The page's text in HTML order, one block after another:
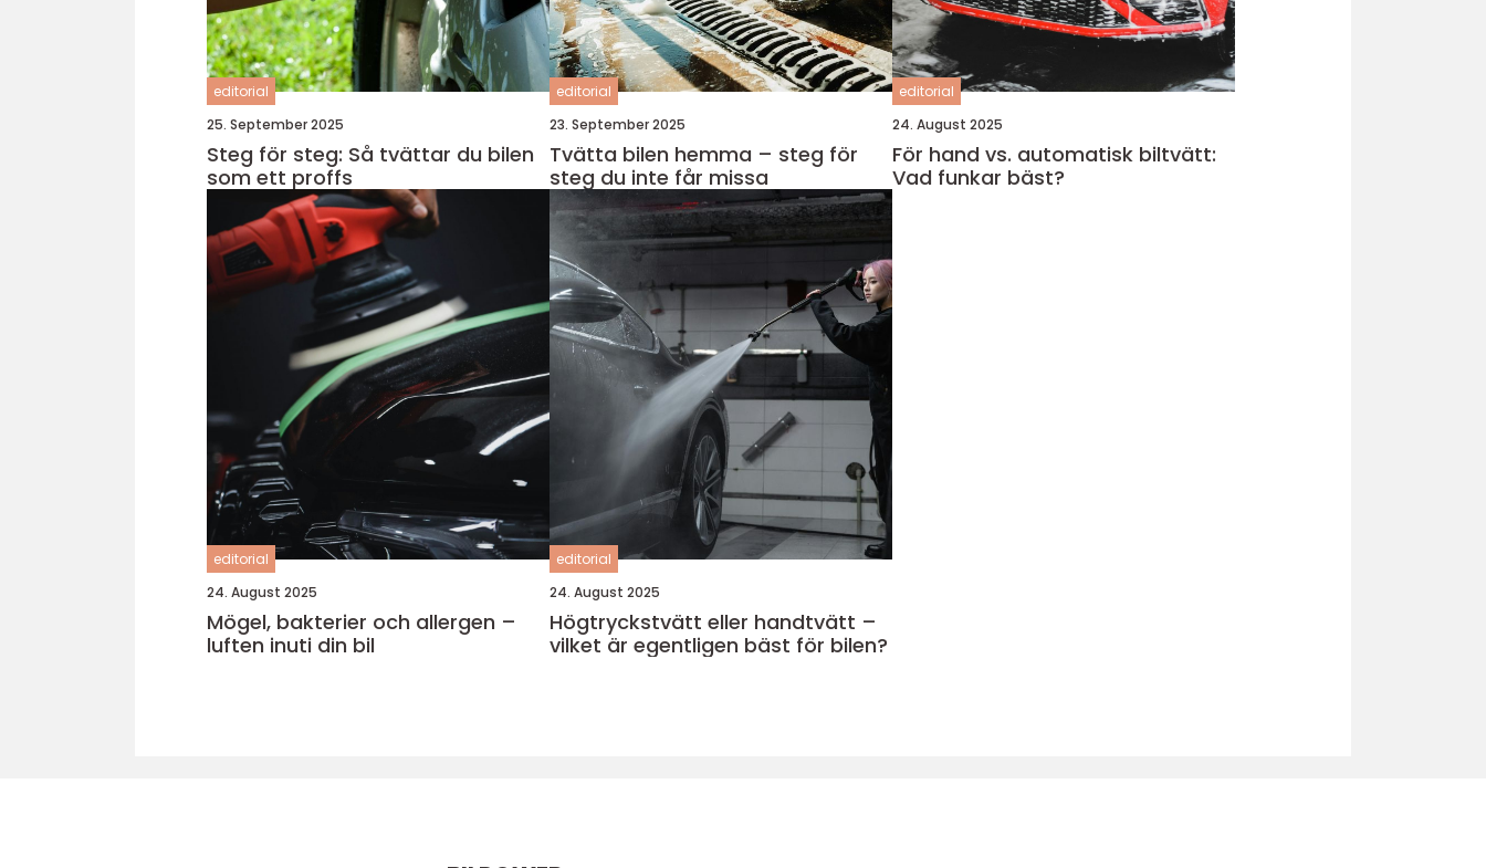
editorial
25. September 2025
Steg för steg: Så tvättar du bilen
som ett proffs
editorial
23. September 2025
Tvätta bilen hemma – steg för
steg du inte får missa
editorial
24. August 2025
För hand vs. automatisk biltvätt:
Vad funkar bäst?
editorial
24. August 2025
Mögel, bakterier och allergen –
luften inuti din bil
editorial
24. August 2025
Högtryckstvätt eller handtvätt –
vilket är egentligen bäst för bilen?